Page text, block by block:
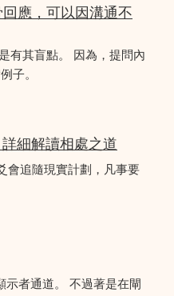
應，可以因溝通不
有其盲點。 因為，提問內
子。
細解讀相處之道
會追隨現實計劃，凡事要
示者通道。 不過著是在閘